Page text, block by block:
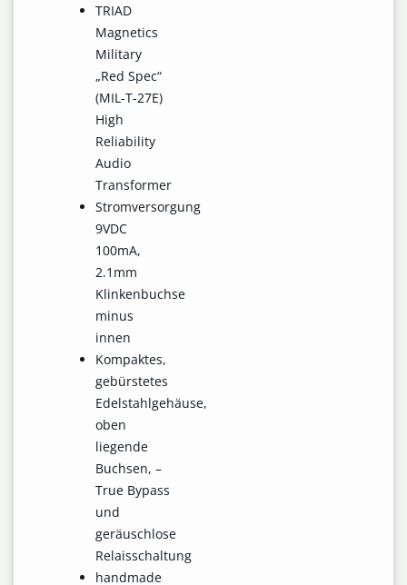
TRIAD
Magnetics
Military
„Red Spec“
(MIL-T-27E)
High
Reliability
Audio
Transformer
Stromversorgung
9VDC
100mA,
2.1mm
Klinkenbuchse
minus
innen
Kompaktes,
gebürstetes
Edelstahlgehäuse,
oben
liegende
Buchsen, –
True Bypass
und
geräuschlose
Relaisschaltung
handmade